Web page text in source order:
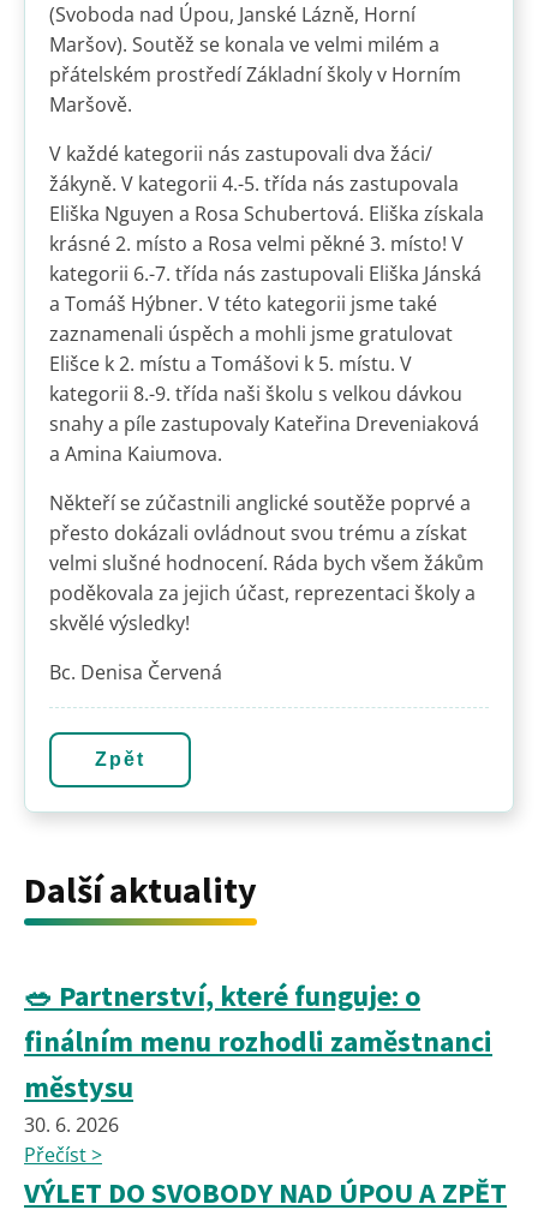
(Svoboda nad Úpou, Janské Lázně, Horní
Maršov). Soutěž se konala ve velmi milém a
přátelském prostředí Základní školy v Horním
Maršově.
V každé kategorii nás zastupovali dva žáci/
žákyně. V kategorii 4.-5. třída nás zastupovala
Eliška Nguyen a Rosa Schubertová. Eliška získala
krásné 2. místo a Rosa velmi pěkné 3. místo! V
kategorii 6.-7. třída nás zastupovali Eliška Jánská
a Tomáš Hýbner. V této kategorii jsme také
zaznamenali úspěch a mohli jsme gratulovat
Elišce k 2. místu a Tomášovi k 5. místu. V
kategorii 8.-9. třída naši školu s velkou dávkou
snahy a píle zastupovaly Kateřina Dreveniaková
a Amina Kaiumova.
Někteří se zúčastnili anglické soutěže poprvé a
přesto dokázali ovládnout svou trému a získat
velmi slušné hodnocení. Ráda bych všem žákům
poděkovala za jejich účast, reprezentaci školy a
skvělé výsledky!
Bc. Denisa Červená
Zpět
Další aktuality
🥗 Partnerství, které funguje: o
finálním menu rozhodli zaměstnanci
městysu
30. 6. 2026
Přečíst >
VÝLET DO SVOBODY NAD ÚPOU A ZPĚT